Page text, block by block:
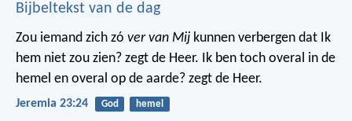
Bijbeltekst van de dag
Zou iemand zich zó ver van Mij kunnen verbergen dat Ik
hem niet zou zien? zegt de Heer. Ik ben toch overal in de
hemel en overal op de aarde? zegt de Heer.
Jeremia 23:24 God hemel